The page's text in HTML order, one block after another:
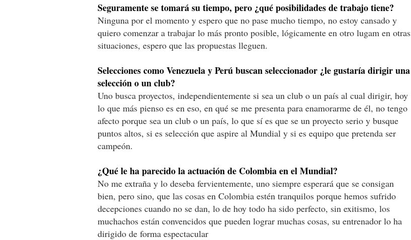
Seguramente se tomará su tiempo, pero ¿qué posibilidades de trabajo tiene?
Ninguna por el momento y espero que no pase mucho tiempo, no estoy cansado y
quiero comenzar a trabajar lo más pronto posible, lógicamente en otro lugam en otras
situaciones, espero que las propuestas lleguen.
Selecciones como Venezuela y Perú buscan seleccionador ¿le gustaría dirigir una
selección o un club?
Uno busca proyectos, independientemente si sea un club o un país al cual dirigir, hoy
lo que más pienso es en eso, en qué se me presenta para enamorarme de él, no tengo
afecto porque sea un club o un país, lo que sí es que se un proyecto serio y busque
puntos altos, si es selección que aspire al Mundial y si es equipo que pretenda ser
campeón.
¿Qué le ha parecido la actuación de Colombia en el Mundial?
No me extraña y lo deseba fervientemente, uno siempre esperará que se consigan
bien, pero sino, que las cosas en Colombia estén tranquilos porque hemos sufrido
decepciones cuando no se dan, lo de hoy todo ha sido perfecto, sin exitismo, los
muchachos están convencidos que pueden lograr muchas cosas, su entrenador lo ha
dirigido de forma espectacular